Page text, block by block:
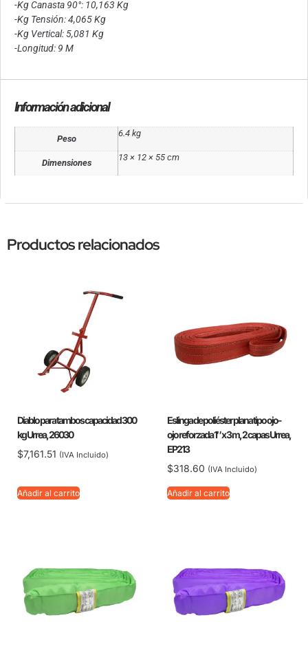
-Kg Canasta 90°: 10,163 Kg
-Kg Tensión: 4,065 Kg
-Kg Vertical: 5,081 Kg
-Longitud: 9 M
Información adicional
Peso
6.4 kg
Dimensiones
13 × 12 × 55 cm
Productos relacionados
Diablo para tambos capacidad 300
kg Urrea, 26030
$7,161.51 (IVA Incluido)
Añadir al carrito
Eslinga de poliéster plana tipo ojo-
ojo reforzada 1″ x 3 m, 2 capas Urrea,
EP213
$318.60 (IVA Incluido)
Añadir al carrito